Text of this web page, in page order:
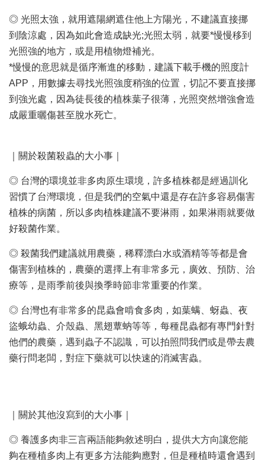
◎ 光照太強，就用遮陽網遮住他上方陽光，不建議直接挪
到陰涼處，因為如此會造成缺光;光照太弱，就要*慢慢移到
光照強的地方，或是用植物燈補光。
*慢慢的意思就是循序漸進的移動，建議下載手機的照度計
APP，用數據去尋找光照強度稍強的位置，切記不要直接挪
到強光處，因為徒長後的植株葉子很薄，光照突然增強會造
成嚴重曬傷甚至脫水死亡。
｜關於殺菌殺蟲的大小事｜
◎ 台灣的環境並非多肉原生環境，許多植株都是經過訓化
習慣了台灣環境，但是我們的空氣中還是存在許多容易傷害
植株的病菌，所以多肉植株建議不要淋雨，如果淋雨就要做
好殺菌作業。
◎ 殺菌我們建議就用農藥，稀釋漂白水或酒精等等都是會
傷害到植株的，農藥的選擇上有非常多元，廣效、預防、治
療等，是雨季前後與換季時節非常重要的作業。
◎ 台灣也有非常多的昆蟲會啃食多肉，如葉螨、蚜蟲、夜
盜蛾幼蟲、介殼蟲、黑翅蕈蚋等等，每種昆蟲都有專門針對
他們的農藥，遇到蟲子不認識，可以拍照問我們或是帶去農
藥行問老闆，對症下藥就可以快速的消滅害蟲。
｜關於其他沒寫到的大小事｜
◎ 養護多肉非三言兩語能夠敘述明白，提供大方向讓您能
夠在種植多肉上有更多方法能夠應對，但是種植時還會遇到